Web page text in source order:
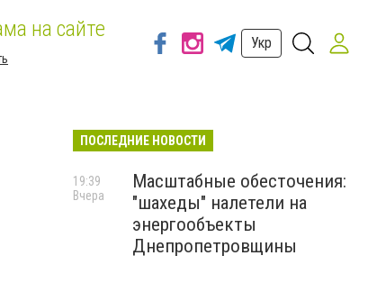
на сайте
Укр
ПОСЛЕДНИЕ НОВОСТИ
Масштабные обесточения:
"шахеды" налетели на
энергообъекты
Днепропетровщины
19:39
Вчера